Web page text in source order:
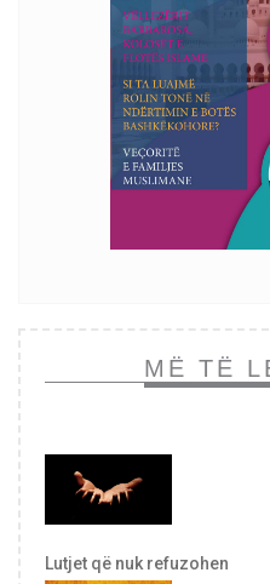
MË TË
Lutjet që nuk refuzohen